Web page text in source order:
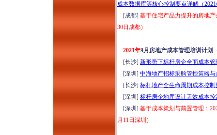
成本数据库等核心控制要点详解（
[成都] 基于住宅产品力提升的房地
30日成都）
2021年9月房地产成本管理培训计划
[长沙] 新形势下标杆房企全面成本
[深圳] 中海地产招标采购管控策略
[长沙] 标杆地产全生命周期成本控
[深圳] 标杆房企地库设计无效成本
[深圳] 基于成本策划与前置管理：
月11日深圳）